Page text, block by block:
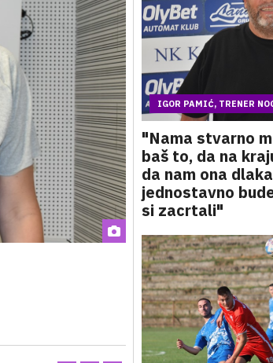
IGOR PAMIĆ, TRENER
"Nama stvarno
baš to, da na
da nam ona
jednostavno
si zacrtali"